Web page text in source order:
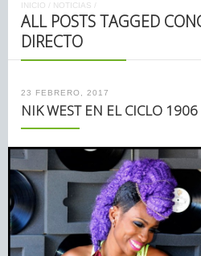
INICIO / NOTICIAS /
ALL POSTS TAGGED
DIRECTO
23 FEBRERO, 2017
NIK WEST EN EL CICLO 1906